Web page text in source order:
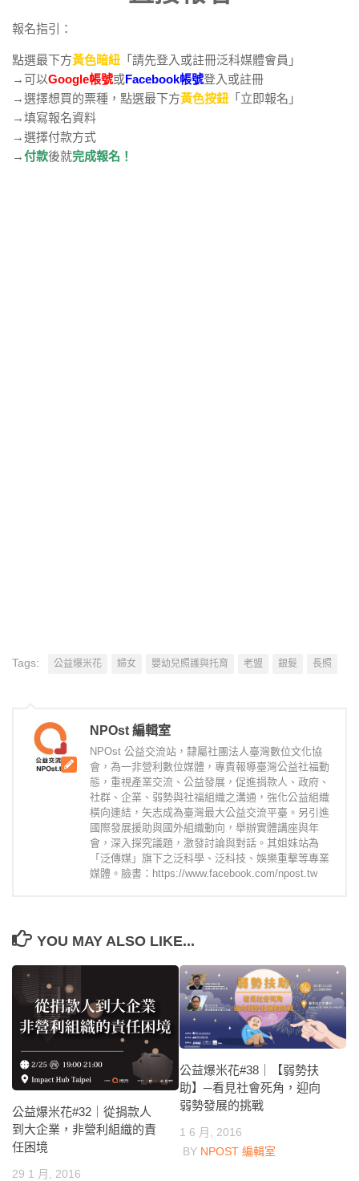
報名指引：
點選最下方黃色暗紐 「請先登入或註冊泛科媒體會員」
→可以Google帳號或Facebook帳號登入或註冊
→選擇想買的票種，點選最下方黃色按鈕 「立即報名」
→填寫報名資料
→選擇付款方式
→付款後就完成報名！
Tags: 公益爆米花 婦女 嬰幼兒照護與托育 老盟 銀髮 長照
NPOst 編輯室
NPOst 公益交流站，隸屬社團法人臺灣數位文化協
會，為一非營利數位媒體，專責報導臺灣公益社福動
態，重視產業交流、公益發展，促進捐款人、政府、
社群、企業、弱勢與社福組織之溝通，強化公益組織
橫向連結，矢志成為臺灣最大公益交流平臺。另引進
國際發展援助與國外組織動向，舉辦實體講座與年
會，深入探究議題，激發討論與對話。其姐妹站為
「泛傳媒」旗下之泛科學、泛科技、娛樂重擊等專業
媒體。臉書：https://www.facebook.com/npost.tw
YOU MAY ALSO LIKE...
公益爆米花#32｜從捐款人
到大企業，非營利組織的責
任困境
29 1 月, 2016
公益爆米花#38｜【弱勢扶
助】─看見社會死角，迎向
弱勢發展的挑戰
1 6 月, 2016
BY NPOST 編輯室